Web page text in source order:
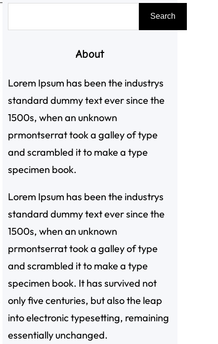
尋
Search
About
Lorem Ipsum has been the industrys
standard dummy text ever since the
1500s, when an unknown
prmontserrat took a galley of type
and scrambled it to make a type
specimen book.
Lorem Ipsum has been the industrys
standard dummy text ever since the
1500s, when an unknown
prmontserrat took a galley of type
and scrambled it to make a type
specimen book. It has survived not
only five centuries, but also the leap
into electronic typesetting, remaining
essentially unchanged.